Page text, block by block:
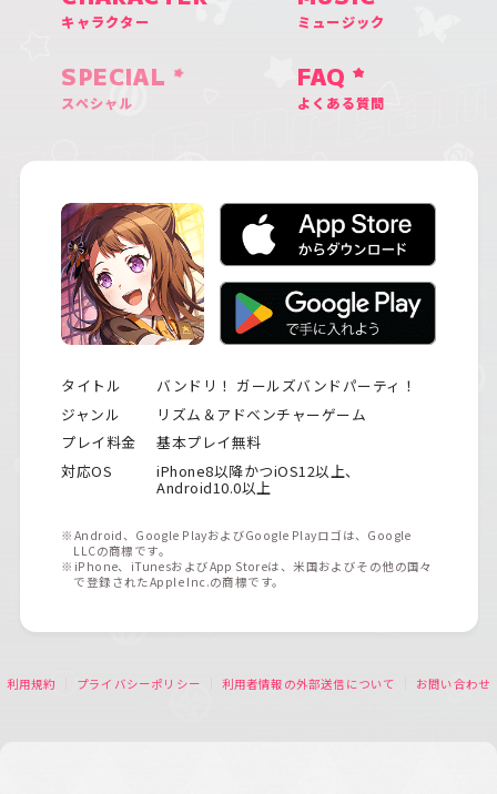
キャラクター ミュージック
SPECIAL
スペシャル
FAQ
よくある質問
タイトル
バンドリ！ ガールズバンドパーティ！
ジャンル
リズム＆アドベンチャーゲーム
プレイ料金
基本プレイ無料
対応OS
iPhone8以降かつiOS12以上、
Android10.0以上
※Android、Google PlayおよびGoogle Playロゴは、Google
LLCの商標です。
※iPhone、iTunesおよびApp Storeは、米国およびその他の国々
で登録されたApple Inc.の商標です。
利用規約 プライバシーポリシー 利用者情報の外部送信について お問い合わせ